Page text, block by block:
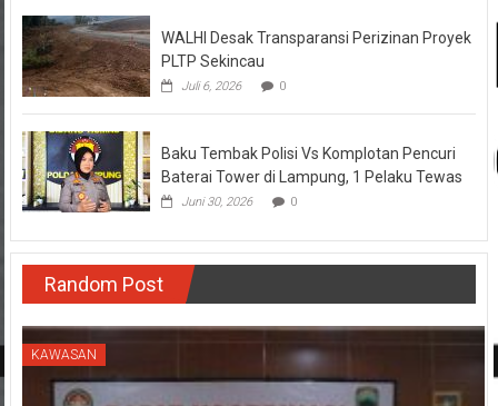
WALHI Desak Transparansi Perizinan Proyek
PLTP Sekincau
Juli 6, 2026 0
Baku Tembak Polisi Vs Komplotan Pencuri
Baterai Tower di Lampung, 1 Pelaku Tewas
Juni 30, 2026 0
Random Post
KAWASAN